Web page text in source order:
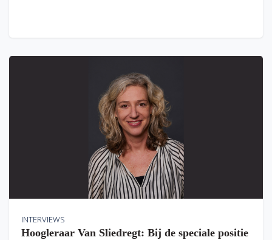
INTERVIEWS
Hoogleraar Van Sliedregt: Bij de speciale positie